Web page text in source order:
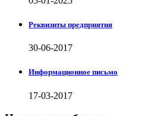
Реквизиты предприятия
30-06-2017
Информационное письмо
17-03-2017